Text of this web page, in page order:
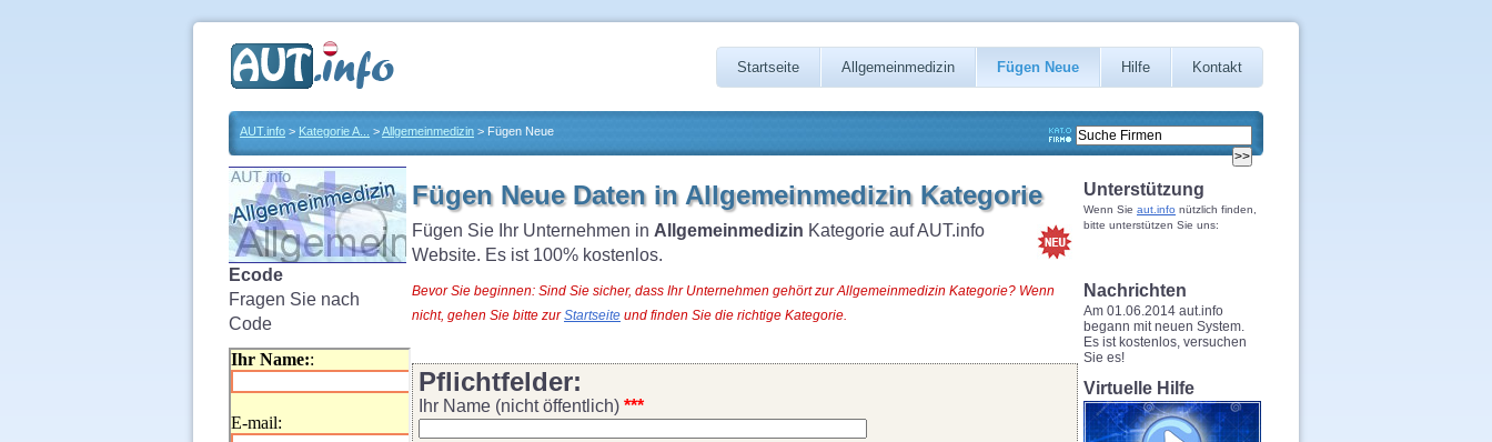
Startseite Allgemeinmedizin Fügen Neue Hilfe Kontakt
AUT.info > Kategorie A... >Allgemeinmedizin > Fügen Neue
Ecode
Fragen Sie nach
Code
Fügen Neue Daten in Allgemeinmedizin Kategorie
Fügen Sie Ihr Unternehmen in Allgemeinmedizin Kategorie auf AUT.info
Website. Es ist 100% kostenlos.
Bevor Sie beginnen: Sind Sie sicher, dass Ihr Unternehmen gehört zur Allgemeinmedizin Kategorie? Wenn
nicht, gehen Sie bitte zurStartseite und finden Sie die richtige Kategorie.
Pflichtfelder:
Ihr Name (nicht öffentlich) ***
Unterstützung
Wenn Sie aut.info nützlich finden,
bitte unterstützen Sie uns:
Nachrichten
Am 01.06.2014 aut.info
begann mit neuen System.
Es ist kostenlos, versuchen
Sie es!
Virtuelle Hilfe